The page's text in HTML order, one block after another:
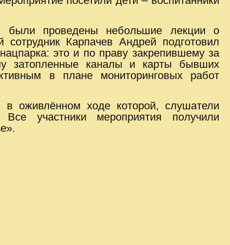
были проведены небольшие лекции о
Карпачев Андрей подготовил
это и по праву закрепившему за
затопленные каналы и карты бывших
в плане мониторинговых работ
оживлённом ходе которой, слушатели
участники мероприятия получили